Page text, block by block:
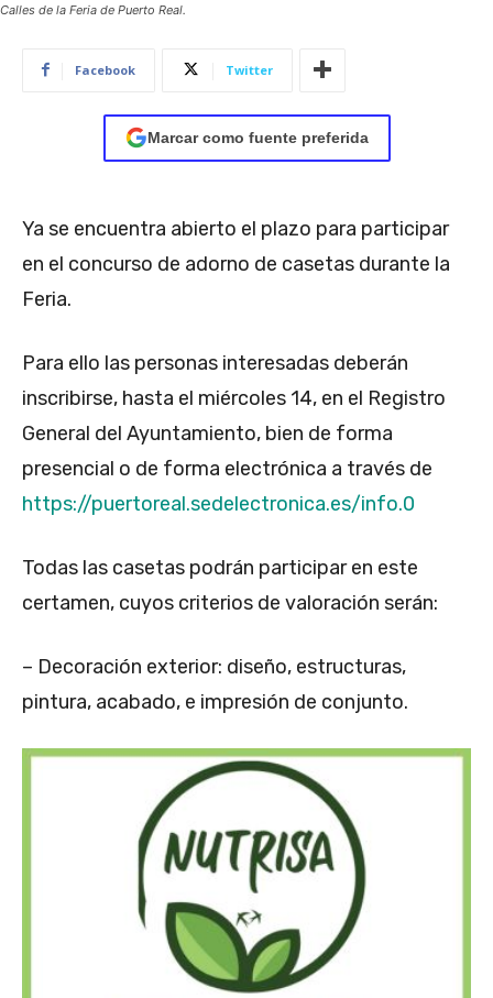
Calles de la Feria de Puerto Real.
Facebook Twitter
Marcar como fuente preferida
Ya se encuentra abierto el plazo para participar
en el concurso de adorno de casetas durante la
Feria.
Para ello las personas interesadas deberán
inscribirse, hasta el miércoles 14, en el Registro
General del Ayuntamiento, bien de forma
presencial o de forma electrónica a través de
https://puertoreal.sedelectronica.es/info.0
Todas las casetas podrán participar en este
certamen, cuyos criterios de valoración serán:
– Decoración exterior: diseño, estructuras,
pintura, acabado, e impresión de conjunto.